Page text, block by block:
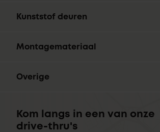
Kunststof deuren
Montagemateriaal
Overige
Kom langs in een van onze
drive-thru's